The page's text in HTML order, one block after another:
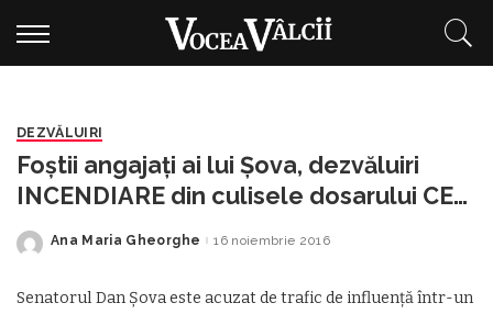
DEZVĂLUIRI
Foştii angajaţi ai lui Şova, dezvăluiri
INCENDIARE din culisele dosarului CET
Govora
Posted
Ana Maria Gheorghe 16 noiembrie 2016
Senatorul Dan Șova este acuzat de trafic de influență într-un